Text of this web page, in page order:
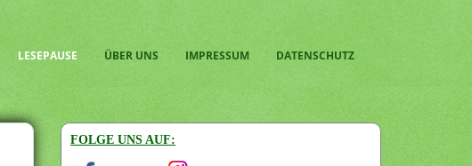
LESEPAUSE ÜBER UNS IMPRESSUM DATENSCHUTZ
FOLGE UNS AUF: